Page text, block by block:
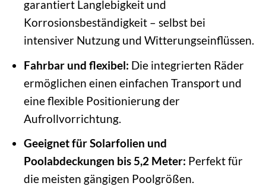
garantiert Langlebigkeit und
Korrosionsbeständigkeit – selbst bei
intensiver Nutzung und Witterungseinflüssen.
Fahrbar und flexibel: Die integrierten Räder
ermöglichen einen einfachen Transport und
eine flexible Positionierung der
Aufrollvorrichtung.
Geeignet für Solarfolien und
Poolabdeckungen bis 5,2 Meter: Perfekt für
die meisten gängigen Poolgrößen.